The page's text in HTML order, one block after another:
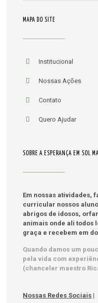
MAPA DO SITE
Institucional
Nossas Ações
Contato
Quero Ajudar
SOBRE A ESPERANÇA EM SOL
Em nossas atividades,
curricular nossos
abrigos de idosos,
animais onde ali todos
graça e recebem em
Quando damos um
pela vida com
(chanceler maestro
Nossas Redes Sociais |